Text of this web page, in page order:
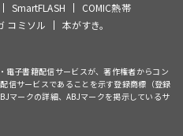
SmartFLASH
COMIC熱帯
コミソル 本がすき。
電子書籍配信サービスが、著作権者からコン
信サービスであることを示す登録商標（登録
マークの詳細、ABJマークを掲示しているサ